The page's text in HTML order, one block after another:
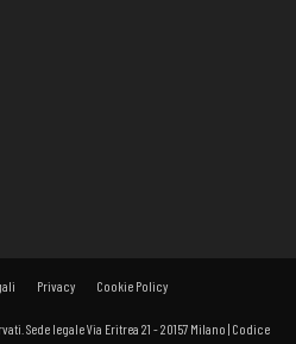
Privacy Cookie Policy
Sede legale Via Eritrea 21 - 20157 Milano | Codice